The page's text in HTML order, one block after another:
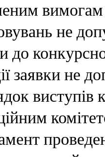
не
до
заявки не
виступів